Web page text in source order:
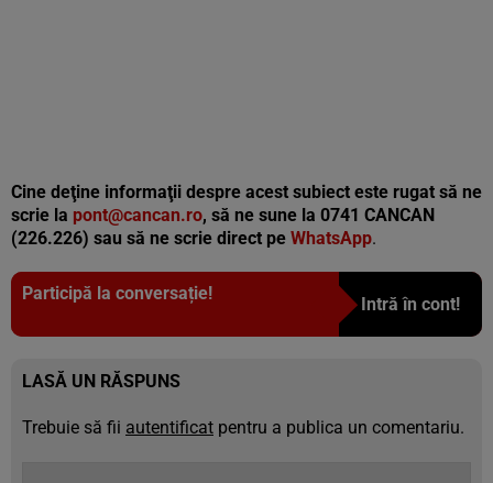
Cine deţine informaţii despre acest subiect este rugat să ne
scrie la pont@cancan.ro, să ne sune la 0741 CANCAN
(226.226) sau să ne scrie direct pe WhatsApp.
Participă la conversație!
Intră în cont!
LASĂ UN RĂSPUNS
Trebuie să fii autentificat pentru a publica un comentariu.